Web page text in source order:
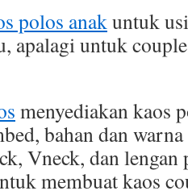
polos anak untuk
apalagi untuk
menyediakan kaos
bahan dan
Vneck, dan
membuat kaos